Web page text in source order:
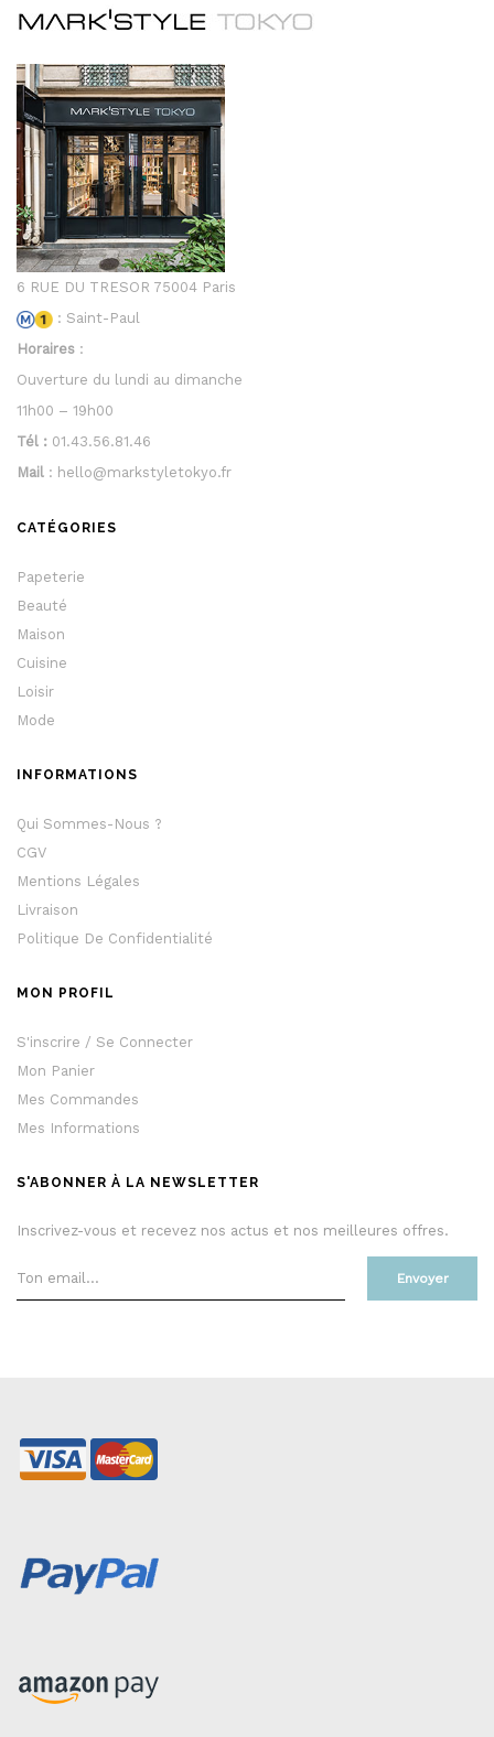
6 RUE DU TRESOR 75004 Paris
: Saint-Paul
Horaires :
Ouverture du lundi au dimanche
11h00 – 19h00
Tél : 01.43.56.81.46
Mail : hello@markstyletokyo.fr
CATÉGORIES
Papeterie
Beauté
Maison
Cuisine
Loisir
Mode
INFORMATIONS
Qui Sommes-Nous ?
CGV
Mentions Légales
Livraison
Politique De Confidentialité
MON PROFIL
S'inscrire / Se Connecter
Mon Panier
Mes Commandes
Mes Informations
S'ABONNER À LA NEWSLETTER
Inscrivez-vous et recevez nos actus et nos meilleures offres.
Envoyer